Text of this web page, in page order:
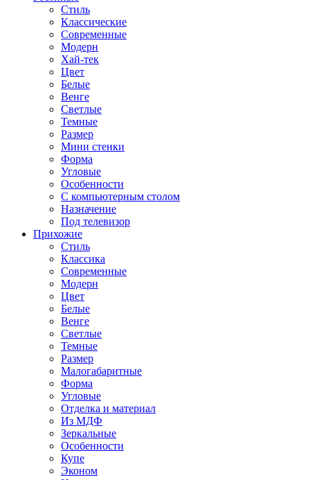
Стиль
Классические
Современные
Модерн
Хай-тек
Цвет
Белые
Венге
Светлые
Темные
Размер
Мини стенки
Форма
Угловые
Особенности
С компьютерным столом
Назначение
Под телевизор
Прихожие
Стиль
Классика
Современные
Модерн
Цвет
Белые
Венге
Светлые
Темные
Размер
Малогабаритные
Форма
Угловые
Отделка и материал
Из МДФ
Зеркальные
Особенности
Купе
Эконом